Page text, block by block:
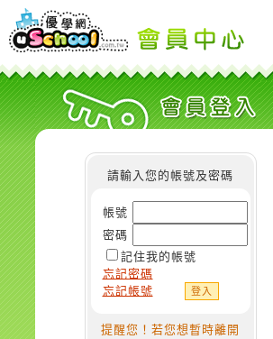
請輸入您的帳號及密碼
帳號
密碼
記住我的帳號
忘記密碼
忘記帳號
提醒您！若您想暫時離開